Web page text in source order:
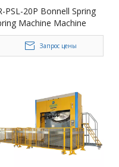
PSL-20P Bonnell Spring
Machine Machine
Запрос цены